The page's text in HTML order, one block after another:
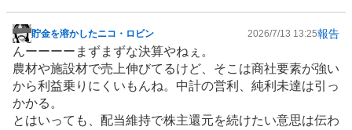
掲
示
板
記
事
貯金を溶かしたニコ・ロビン 2026/7/13 13:25報告
んーーーーまずまずな決算やねぇ。
農材や施設材で売上伸びてるけど、そこは商社要素が強い
から利益乗りにくいもんね。中計の営利、純利未達は引っ
かかる。
とはいっても、配当維持で株主還元を続けたい意思は伝わ